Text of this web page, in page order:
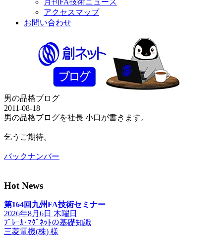
月刊FA技術ニュース
アクセスマップ
お問い合わせ
男の品格ブログ
2011-08-18
男の品格ブログを社長 小口が書きます。
乞うご期待。
バックナンバー
Hot News
第164回九州FA技術セミナー
2026年8月6日 木曜日
ﾌﾞﾚｰｶ･ﾏｸﾞﾈｯﾄの基礎知識
三菱電機(株) 様